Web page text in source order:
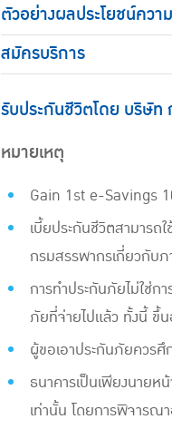
ตัวอย่างผลประโยชน์ควา
สมัครบริการ
รับประกันชีวิตโดย บริษัท
หมายเหตุ
Gain 1st e-Savings
เบี้ยประกันชีวิตสามาร
กรมสรรพากรเกี่ยวกับ
การทำประกันภัยไม่ใช่ก
ภัยที่จ่ายไปแล้ว ทั้งนี้ ขึ้น
ผู้ขอเอาประกันภัยควรศึ
ธนาคารเป็นเพียงนาย
เท่านั้น โดยการพิจารณ